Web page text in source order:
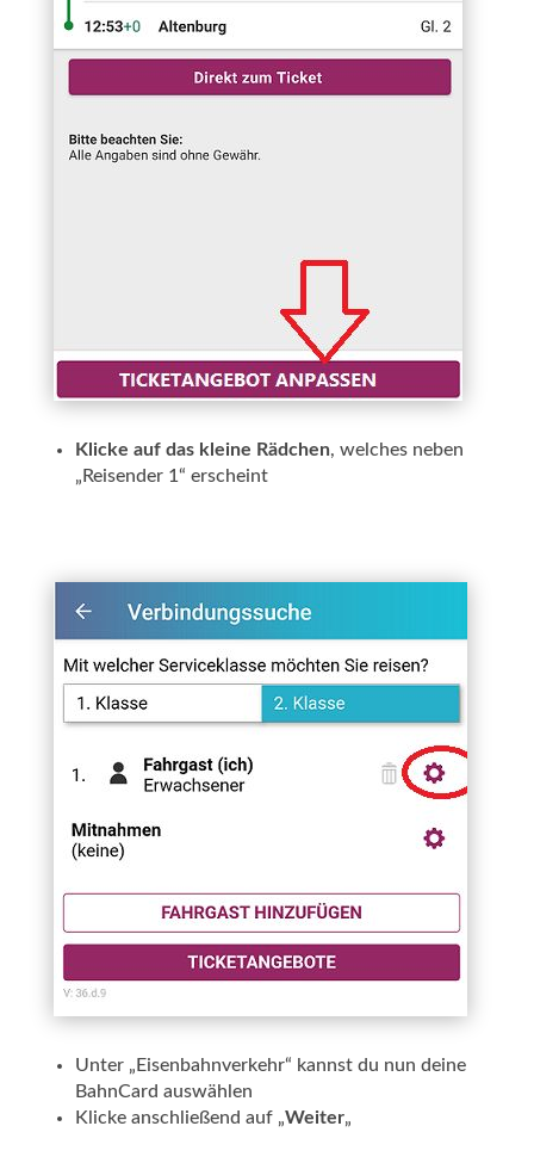
Klicke auf das kleine Rädchen, welches neben
„Reisender 1“ erscheint
Unter „Eisenbahnverkehr“ kannst du nun deine
BahnCard auswählen
Klicke anschließend auf „Weiter„